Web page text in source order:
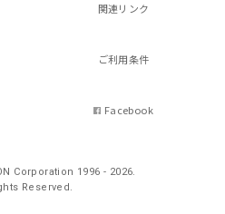
関連リンク
ご利用条件
Facebook
Corporation 1996 - 2026.
Reserved.